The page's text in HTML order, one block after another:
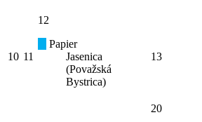
10 11
12
Papier
Jasenica
(Považská
Bystrica)
13
20